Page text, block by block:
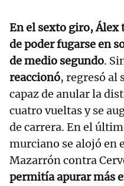
En el sexto giro,
de poder fugarse en
de medio segundo.
reaccionó, regresó al
capaz de anular la
cuatro vueltas y se
de carrera. En el
murciano se alojó en
Mazarrón contra
permitía apurar más